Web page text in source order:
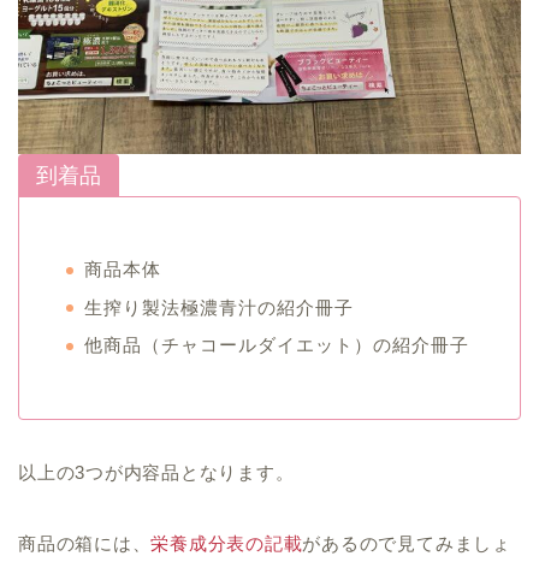
到着品
商品本体
生搾り製法極濃青汁の紹介冊子
他商品（チャコールダイエット）の紹介冊子
以上の3つが内容品となります。
商品の箱には、栄養成分表の記載があるので見てみましょ